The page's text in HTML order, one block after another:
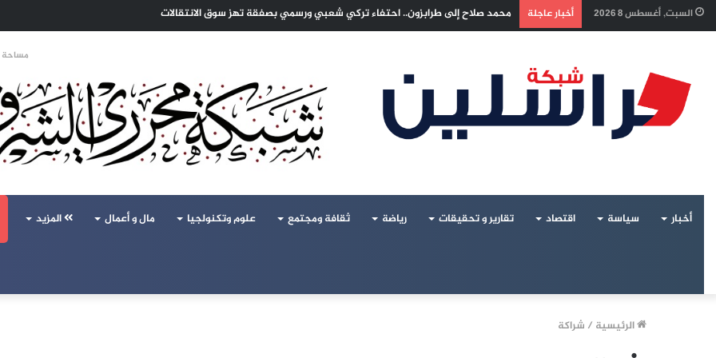
السبت, أغسطس 8 2026 أخبار عاجلة إسرائيل تراقب «اتفاق مكة» بقلق.. تحالف تركيا والسعودية وباكستان يفتح أسئلة جديدة حول ميزان القوى الإقليمي
مساحة
أخبار سياسة اقتصاد تقارير و تحقيقات رياضة ثقافة ومجتمع علوم وتكنولجيا مال و أعمال المزيد
الرئيسية / شراكة